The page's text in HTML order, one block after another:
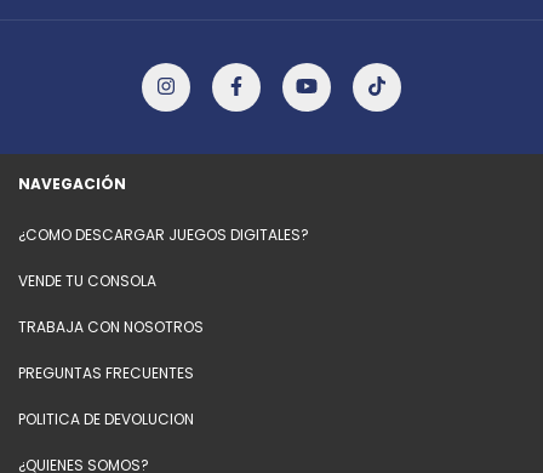
NAVEGACIÓN
¿COMO DESCARGAR JUEGOS DIGITALES?
VENDE TU CONSOLA
TRABAJA CON NOSOTROS
PREGUNTAS FRECUENTES
POLITICA DE DEVOLUCION
¿QUIENES SOMOS?